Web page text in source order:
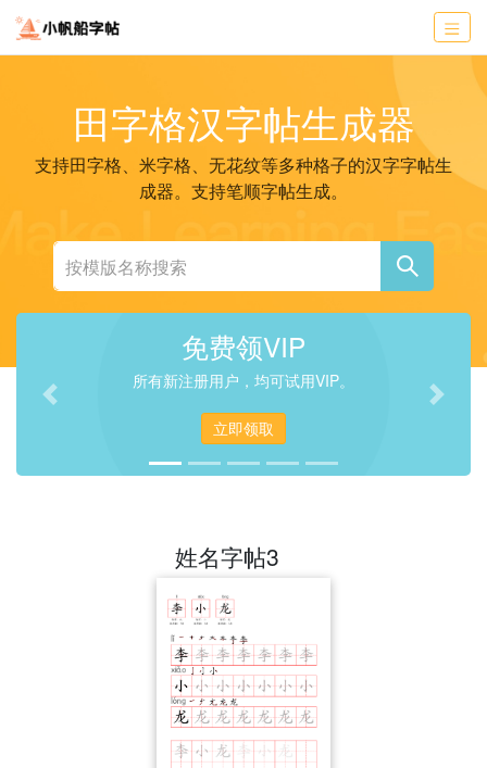
田字格汉字帖生成器
支持田字格、米字格、无花纹等多种格子的汉字字帖生
成器。支持笔顺字帖生成。
免费领VIP
所有新注册用户，均可试用VIP。
立即领取
Previous Next
姓名字帖3